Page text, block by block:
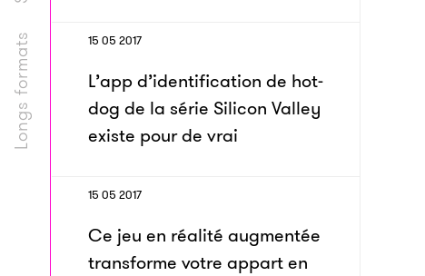
Longs formats 15 05 2017
L’app d’identification de hot-
dog de la série Silicon Valley
existe pour de vrai
15 05 2017
Ce jeu en réalité augmentée
transforme votre appart en